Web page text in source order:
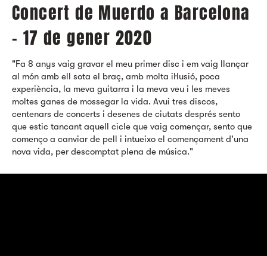
Concert de Muerdo a Barcelona
- 17 de gener 2020
"Fa 8 anys vaig gravar el meu primer disc i em vaig llançar
al món amb ell sota el braç, amb molta il·lusió, poca
experiència, la meva guitarra i la meva veu i les meves
moltes ganes de mossegar la vida. Avui tres discos,
centenars de concerts i desenes de ciutats després sento
que estic tancant aquell cicle que vaig començar, sento que
començo a canviar de pell i intueixo el començament d'una
nova vida, per descomptat plena de música."